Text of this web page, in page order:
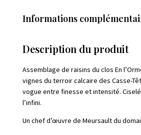
Informations
Description du produit
Assemblage de raisins du clos En
vignes du terroir calcaire des Casse-
vogue entre finesse et intensité.
l’infini.
Un chef d’œuvre de Meursault du